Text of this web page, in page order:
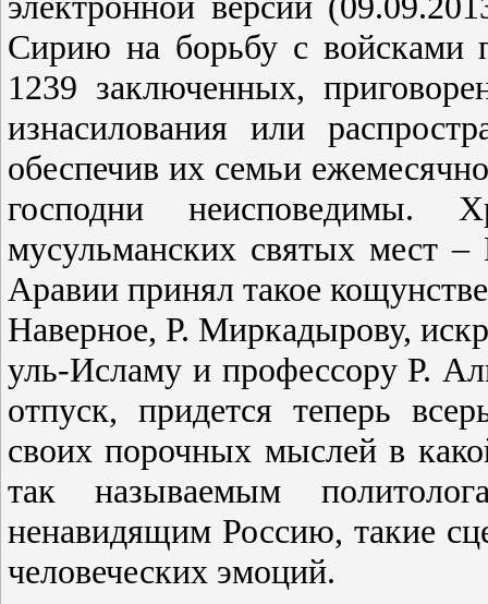
Сирию на борьбу с войсками
1239 заключенных,
изнасилования или
обеспечив их семьи
господни неисповедимы.
мусульманских святых мест
Аравии принял такое
Наверное, Р. Миркадырову,
уль-Исламу и профессору Р.
отпуск, придется теперь
своих порочных мыслей в
так называемым
ненавидящим Россию, такие
человеческих эмоций.